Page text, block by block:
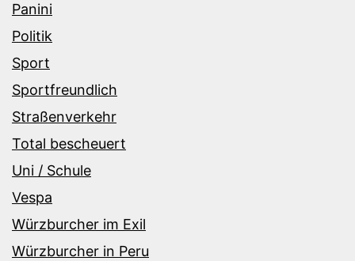
Panini
Politik
Sport
Sportfreundlich
Straßenverkehr
Total bescheuert
Uni / Schule
Vespa
Würzburcher im Exil
Würzburcher in Peru